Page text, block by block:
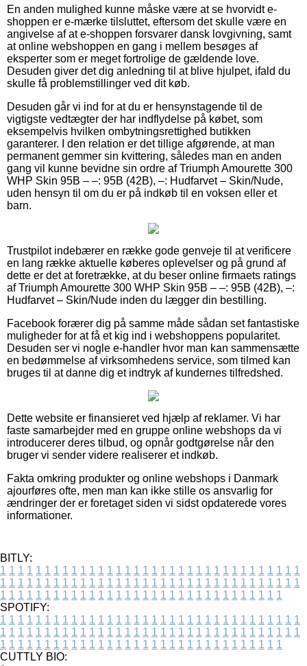
En anden mulighed kunne måske være at se hvorvidt e-
shoppen er e-mærke tilsluttet, eftersom det skulle være en
angivelse af at e-shoppen forsvarer dansk lovgivning, samt
at online webshoppen en gang i mellem besøges af
eksperter som er meget fortrolige de gældende love.
Desuden giver det dig anledning til at blive hjulpet, ifald du
skulle få problemstillinger ved dit køb.
Desuden går vi ind for at du er hensynstagende til de
vigtigste vedtægter der har indflydelse på købet, som
eksempelvis hvilken ombytningsrettighed butikken
garanterer. I den relation er det tillige afgørende, at man
permanent gemmer sin kvittering, således man en anden
gang vil kunne bevidne sin ordre af Triumph Amourette 300
WHP Skin 95B – –: 95B (42B), –: Hudfarvet – Skin/Nude,
uden hensyn til om du er på indkøb til en voksen eller et
barn.
Trustpilot indebærer en række gode genveje til at verificere
en lang række aktuelle køberes oplevelser og på grund af
dette er det at foretrække, at du beser online firmaets ratings
af Triumph Amourette 300 WHP Skin 95B – –: 95B (42B), –:
Hudfarvet – Skin/Nude inden du lægger din bestilling.
Facebook forærer dig på samme måde sådan set fantastiske
muligheder for at få et kig ind i webshoppens popularitet.
Desuden ser vi nogle e-handler hvor man kan sammensætte
en bedømmelse af virksomhedens service, som tilmed kan
bruges til at danne dig et indtryk af kundernes tilfredshed.
Dette website er finansieret ved hjælp af reklamer. Vi har
faste samarbejder med en gruppe online webshops da vi
introducerer deres tilbud, og opnår godtgørelse når den
bruger vi sender videre realiserer et indkøb.
Fakta omkring produkter og online webshops i Danmark
ajourføres ofte, men man kan ikke stille os ansvarlig for
ændringer der er foretaget siden vi sidst opdaterede vores
informationer.
BITLY:
1 1 1 1 1 1 1 1 1 1 1 1 1 1 1 1 1 1 1 1 1 1 1 1 1 1 1 1 1 1 1 1 1 1
1 1 1 1 1 1 1 1 1 1 1 1 1 1 1 1 1 1 1 1 1 1 1 1 1 1 1 1 1 1 1 1 1 1
1 1 1 1 1 1 1 1 1 1 1 1 1 1 1 1 1 1 1 1 1 1 1 1 1 1 1 1 1 1 1 1
SPOTIFY:
1 1 1 1 1 1 1 1 1 1 1 1 1 1 1 1 1 1 1 1 1 1 1 1 1 1 1 1 1 1 1 1 1 1
1 1 1 1 1 1 1 1 1 1 1 1 1 1 1 1 1 1 1 1 1 1 1 1 1 1 1 1 1 1 1 1 1 1
1 1 1 1 1 1 1 1 1 1 1 1 1 1 1 1 1 1 1 1 1 1 1 1 1 1 1 1 1 1 1 1
CUTTLY BIO: